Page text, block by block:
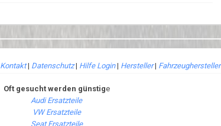
Kontakt| Datenschutz| Hilfe Login| Hersteller| Fahrzeughersteller
Oft gesucht werden günstige
Audi Ersatzteile
VW Ersatzteile
Seat Ersatzteile